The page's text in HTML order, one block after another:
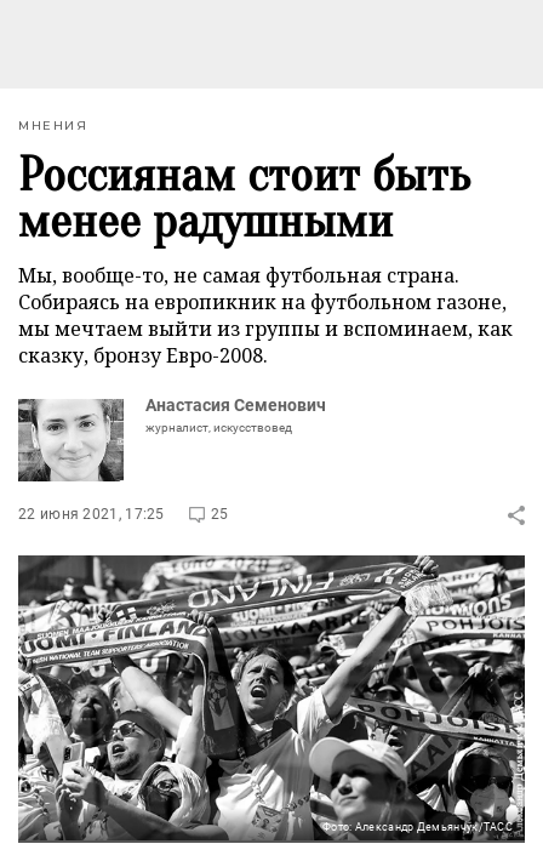
МНЕНИЯ
Россиянам стоит быть
менее радушными
Мы, вообще-то, не самая футбольная страна.
Собираясь на европикник на футбольном газоне,
мы мечтаем выйти из группы и вспоминаем, как
сказку, бронзу Евро-2008.
Анастасия Семенович
журналист, искусствовед
22 июня 2021, 17:25 25
Фото: Александр Демьянчук/ТАСС